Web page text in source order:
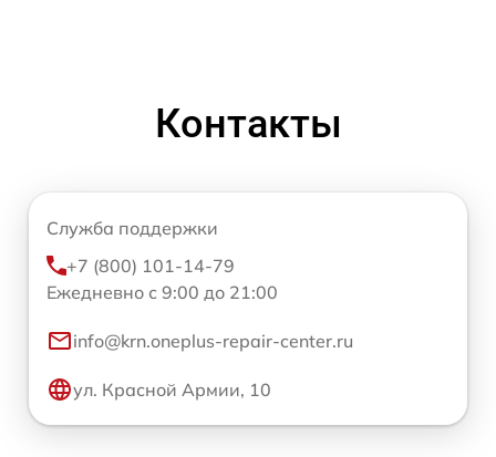
Контакты
Служба поддержки
+7 (800) 101-14-79
Ежедневно с 9:00 до 21:00
info@krn.oneplus-repair-center.ru
ул. Красной Армии, 10